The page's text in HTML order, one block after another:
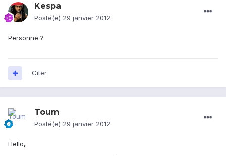
Kespa
Posté(e) 29 janvier 2012
Personne ?
Citer
Toum
Posté(e) 29 janvier 2012
Hello,